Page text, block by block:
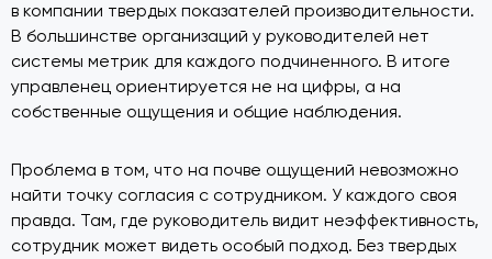
в компании твердых показателей производительности.
В большинстве организаций у руководителей нет
системы метрик для каждого подчиненного. В итоге
управленец ориентируется не на цифры, а на
собственные ощущения и общие наблюдения.
Проблема в том, что на почве ощущений невозможно
найти точку согласия с сотрудником. У каждого своя
правда. Там, где руководитель видит неэффективность,
сотрудник может видеть особый подход. Без твердых